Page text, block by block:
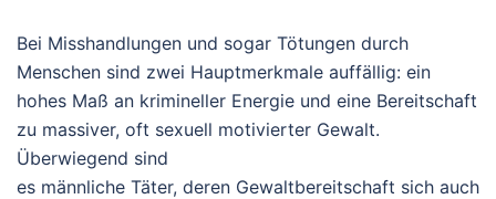
Bei Misshandlungen und sogar Tötungen durch
Menschen sind zwei Hauptmerkmale auffällig: ein
hohes Maß an krimineller Energie und eine Bereitschaft
zu massiver, oft sexuell motivierter Gewalt.
Überwiegend sind
es männliche Täter, deren Gewaltbereitschaft sich auch